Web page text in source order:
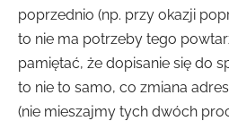
poprzednio (np. przy okazji
to nie ma potrzeby tego
pamiętać, że dopisanie się do
to nie to samo, co zmiana
(nie mieszajmy tych dwóch